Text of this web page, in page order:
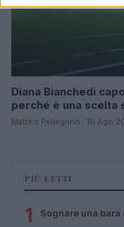
Diana Bianchedi
perché è una scelta
Matteo Pellegrino · 10 Ago
PIÙ LETTI
1 Sognare una